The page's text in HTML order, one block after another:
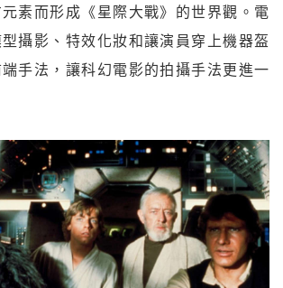
素而形成《星際大戰》的世界觀。電
攝影、特效化妝和讓演員穿上機器盔
手法，讓科幻電影的拍攝手法更進一